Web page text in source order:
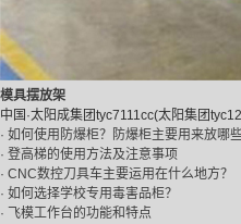
模具摆放架
中国·太阳成集团tyc7111cc(太阳集团
· 如何使用防爆柜？防爆柜主要用来放哪
· 登高梯的使用方法及注意事项
· CNC数控刀具车主要运用在什么地方？
· 如何选择学校专用毒害品柜？
· 飞模工作台的功能和特点